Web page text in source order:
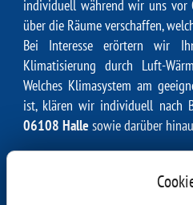
individuell während wir uns vor
über die Räume verschaffen,
Bei Interesse erörtern wir
Klimatisierung durch Luft-
Welches Klimasystem am
ist, klären wir individuell nach
06108 Halle sowie darüber
37620 Tuchtfeld, 37619
Kirchbrak, 37619 Linse, 37633